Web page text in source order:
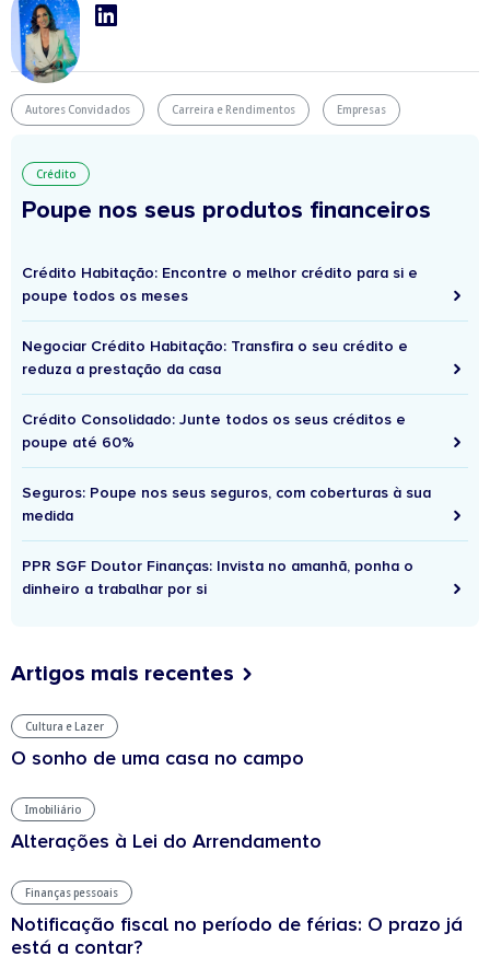
Autores Convidados Carreira e Rendimentos Empresas
Crédito
Poupe nos seus produtos financeiros
Crédito Habitação: Encontre o melhor crédito para si e
poupe todos os meses
Negociar Crédito Habitação: Transfira o seu crédito e
reduza a prestação da casa
Crédito Consolidado: Junte todos os seus créditos e
poupe até 60%
Seguros: Poupe nos seus seguros, com coberturas à sua
medida
PPR SGF Doutor Finanças: Invista no amanhã, ponha o
dinheiro a trabalhar por si
Artigos mais recentes
Cultura e Lazer
O sonho de uma casa no campo
Imobiliário
Alterações à Lei do Arrendamento
Finanças pessoais
Notificação fiscal no período de férias: O prazo já
está a contar?